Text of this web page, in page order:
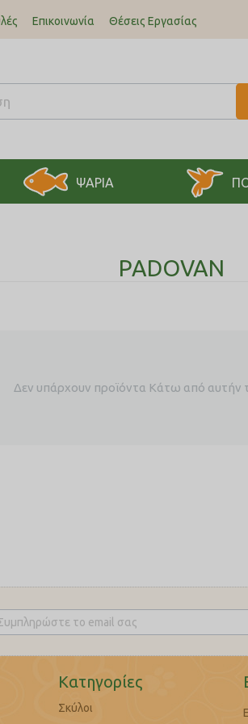
Επικοινωνία Θέσεις Εργασίας
ΨΑΡΙΑ
PADOVAN
Δεν υπάρχουν προϊόντα Κάτω από αυτήν
Κατηγορίες
Σκύλοι